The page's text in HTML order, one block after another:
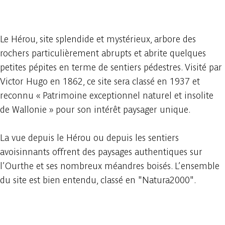
Le Hérou, site splendide et mystérieux, arbore des
rochers particulièrement abrupts et abrite quelques
petites pépites en terme de sentiers pédestres. Visité par
Victor Hugo en 1862, ce site sera classé en 1937 et
reconnu « Patrimoine exceptionnel naturel et insolite
de Wallonie » pour son intérêt paysager unique.
La vue depuis le Hérou ou depuis les sentiers
avoisinnants offrent des paysages authentiques sur
l’Ourthe et ses nombreux méandres boisés. L’ensemble
du site est bien entendu, classé en "Natura2000".